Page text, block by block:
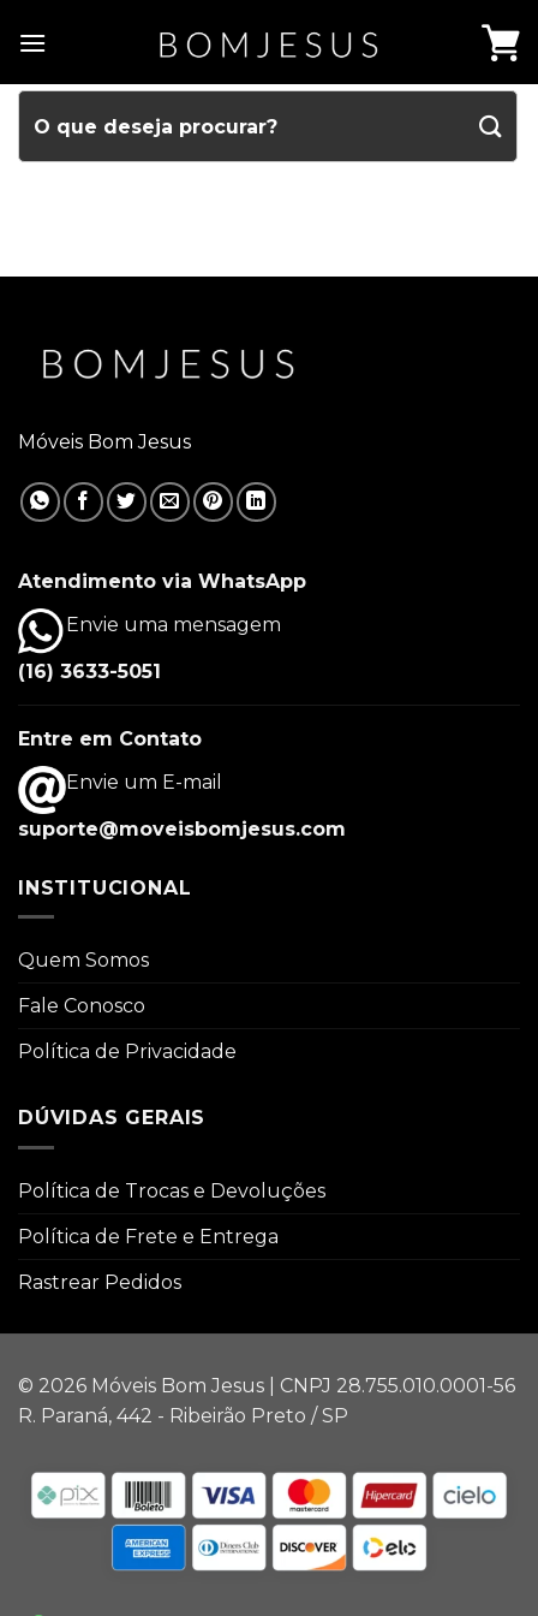
Móveis Bom Jesus
Atendimento via WhatsApp
Envie uma mensagem
(16) 3633-5051
Entre em Contato
Envie um E-mail
suporte@moveisbomjesus.com
INSTITUCIONAL
Quem Somos
Fale Conosco
Política de Privacidade
DÚVIDAS GERAIS
Política de Trocas e Devoluções
Política de Frete e Entrega
Rastrear Pedidos
© 2026 Móveis Bom Jesus | CNPJ 28.755.010.0001-56
R. Paraná, 442 - Ribeirão Preto / SP